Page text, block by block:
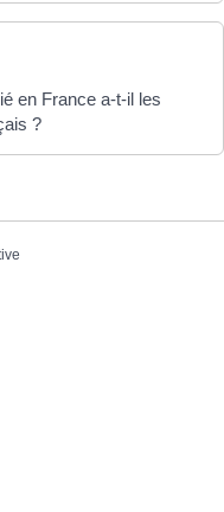
en France a-t-il les
?